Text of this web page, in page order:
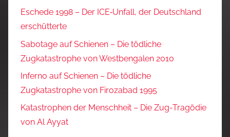
Eschede 1998 – Der ICE‑Unfall, der Deutschland
erschütterte
Sabotage auf Schienen – Die tödliche
Zugkatastrophe von Westbengalen 2010
Inferno auf Schienen – Die tödliche
Zugkatastrophe von Firozabad 1995
Katastrophen der Menschheit – Die Zug-Tragödie
von Al Ayyat